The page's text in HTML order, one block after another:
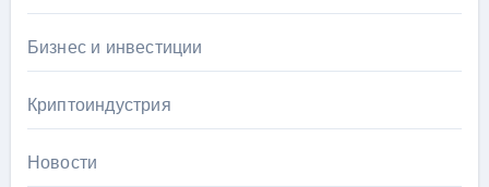
Бизнес и инвестиции
Криптоиндустрия
Новости